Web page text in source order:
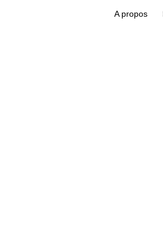
A propos